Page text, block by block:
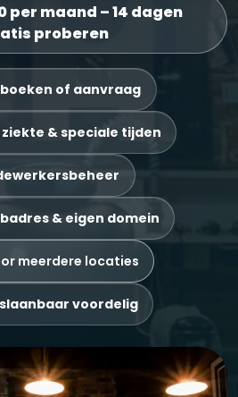
per maand – 14 dagen
proberen
of aanvraag
& speciale tijden
& eigen domein
meerdere locaties
voordelig